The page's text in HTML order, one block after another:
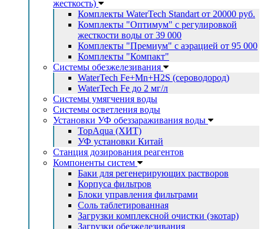
жесткость)
Комплекты WaterTech Standart от 20000 руб.
Комплекты "Оптимум" с регулировкой
жесткости воды от 39 000
Комплекты "Премиум" с аэрацией от 95 000
Комплекты "Компакт"
Системы обезжелезивания
WaterTech Fe+Mn+H2S (сероводород)
WaterTech Fe до 2 мг/л
Системы умягчения воды
Системы осветления воды
Установки УФ обеззараживания воды
TopAqua (ХИТ)
УФ установки Китай
Станция дозирования реагентов
Компоненты систем
Баки для регенерирующих растворов
Корпуса фильтров
Блоки управления фильтрами
Соль таблетированная
Загрузки комплексной очистки (экотар)
Загрузки обезжелезивания